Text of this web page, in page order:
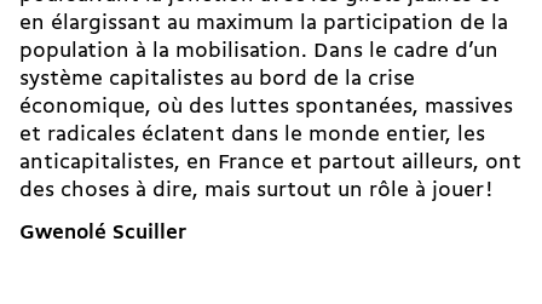
en élargissant au maximum la participation de la
population à la mobilisation. Dans le cadre d’un
système capitalistes au bord de la crise
économique, où des luttes spontanées, massives
et radicales éclatent dans le monde entier, les
anticapitalistes, en France et partout ailleurs, ont
des choses à dire, mais surtout un rôle à jouer !
Gwenolé Scuiller